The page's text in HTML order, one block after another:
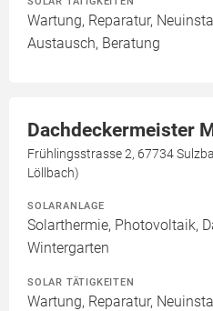
Wartung, Reparatur,
Austausch, Beratung
Dachdeckermeister
Frühlingsstrasse 2, 67734
Löllbach)
SOLARANLAGE
Solarthermie, Photovoltaik,
Wintergarten
SOLAR TÄTIGKEITEN
Wartung, Reparatur,